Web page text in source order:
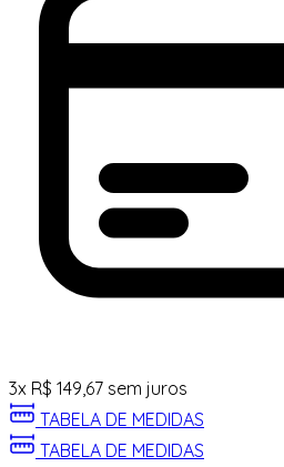
3x R$ 149,67 sem juros
TABELA DE MEDIDAS
TABELA DE MEDIDAS